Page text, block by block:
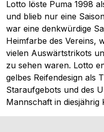
Lotto löste Puma 1998
und blieb nur eine
war eine denkwürdige
Heimfarbe des Vereins,
vielen Auswärtstrikots
zu sehen waren. Lotto
gelbes Reifendesign als
Staraufgebots und des
Mannschaft in diesjährig